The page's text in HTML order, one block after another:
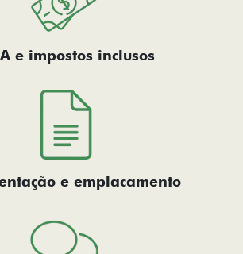
e impostos inclusos
e emplacamento